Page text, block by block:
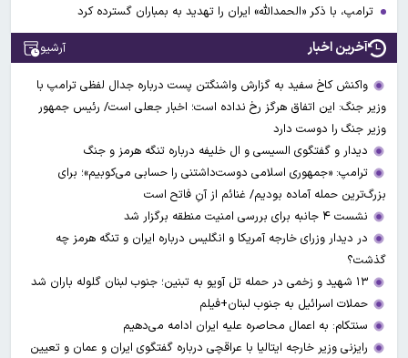
ترامپ، با ذکر «الحمدالله» ایران را تهدید به بمباران گسترده کرد
آخرین اخبار آرشیو
واکنش کاخ سفید به گزارش واشنگتن پست درباره جدال لفظی ترامپ با
وزیر جنگ: این اتفاق هرگز رخ نداده است؛ اخبار جعلی است/ رئیس جمهور
وزیر جنگ را دوست دارد
دیدار و گفتگوی السیسی و ال خلیفه درباره تنگه هرمز و جنگ
ترامپ: «جمهوری اسلامی دوست‌داشتنی را حسابی می‌کوبیم»؛ برای
بزرگ‌ترین حمله آماده بودیم/ غنائم از آنِ فاتح است
نشست ۴ جانبه برای بررسی امنیت منطقه برگزار شد
در دیدار وزرای خارجه آمریکا و انگلیس درباره ایران و تنگه هرمز چه
گذشت؟
۱۳ شهید و زخمی در حمله تل آویو به تبنین؛ جنوب لبنان گلوله باران شد
حملات اسرائیل به جنوب لبنان+فیلم
سنتکام: به اعمال محاصره علیه ایران ادامه می‌دهیم
رایزنی وزیر خارجه ایتالیا با عراقچی درباره گفتگوی ایران و عمان و تعیین